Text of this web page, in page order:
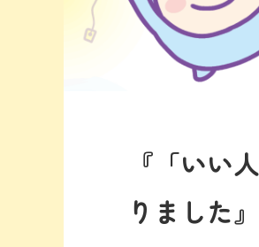
『「いい
りました』